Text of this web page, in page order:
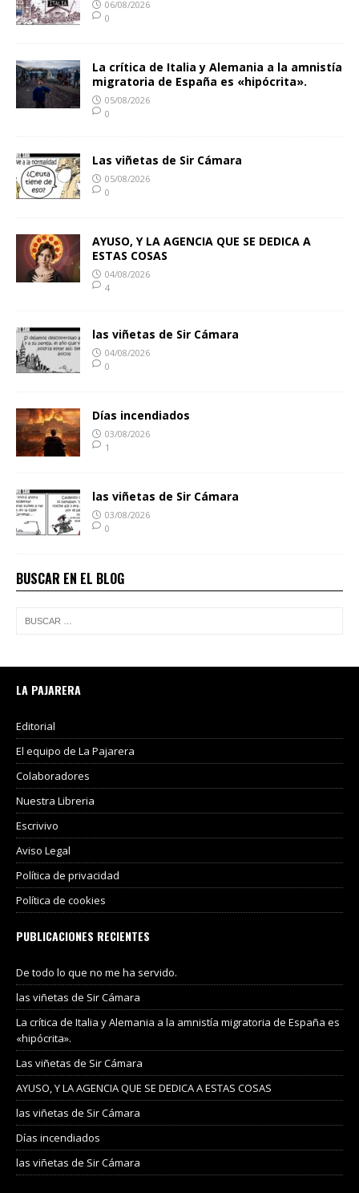
06/08/2026
0
La crítica de Italia y Alemania a la amnistía
migratoria de España es «hipócrita».
05/08/2026
0
Las viñetas de Sir Cámara
05/08/2026
0
AYUSO, Y LA AGENCIA QUE SE DEDICA A
ESTAS COSAS
04/08/2026
4
las viñetas de Sir Cámara
04/08/2026
0
Días incendiados
03/08/2026
1
las viñetas de Sir Cámara
03/08/2026
0
BUSCAR EN EL BLOG
LA PAJARERA
Editorial
El equipo de La Pajarera
Colaboradores
Nuestra Libreria
Escrivivo
Aviso Legal
Política de privacidad
Política de cookies
PUBLICACIONES RECIENTES
De todo lo que no me ha servido.
las viñetas de Sir Cámara
La crítica de Italia y Alemania a la amnistía migratoria de España es
«hipócrita».
Las viñetas de Sir Cámara
AYUSO, Y LA AGENCIA QUE SE DEDICA A ESTAS COSAS
las viñetas de Sir Cámara
Días incendiados
las viñetas de Sir Cámara